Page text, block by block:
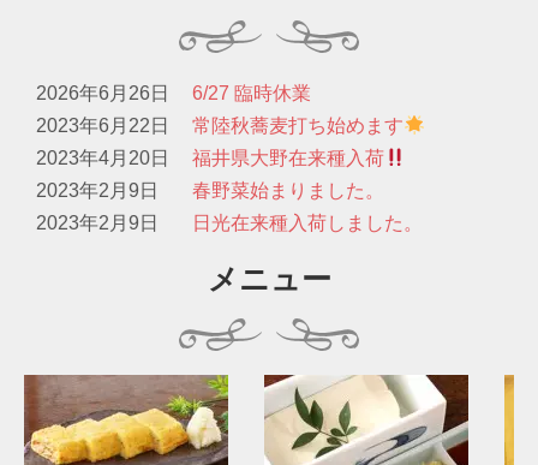
2026年6月26日
6/27 臨時休業
2023年6月22日
常陸秋蕎麦打ち始めます
2023年4月20日
福井県大野在来種入荷
2023年2月9日
春野菜始まりました。
2023年2月9日
日光在来種入荷しました。
メニュー